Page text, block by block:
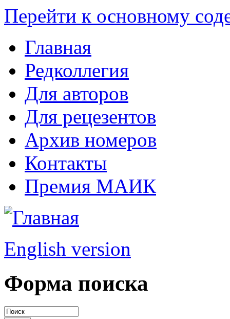
Перейти к основному
Главная
Редколлегия
Для авторов
Для рецезентов
Архив номеров
Контакты
Премия МАИК
English version
Форма поиска